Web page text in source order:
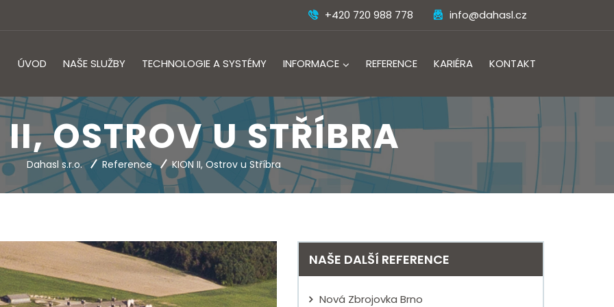
+420 720 988 778 info@dahasl.cz
ÚVOD NAŠE SLUŽBY TECHNOLOGIE A SYSTÉMY INFORMACE REFERENCE KARIÉRA KONTAKT
OSTROV U STŘÍBRA
Dahasl s.r.o. Reference KION II, Ostrov u Stříbra
NAŠE DALŠÍ REFERENCE
Nová Zbrojovka Brno